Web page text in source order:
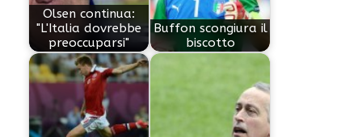
Olsen continua:
"L'Italia dovrebbe
preoccuparsi"
Buffon scongiura il
biscotto